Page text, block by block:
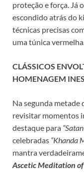
proteção e força. Já
escondido atrás do
técnicas precisas
uma túnica
CLÁSSICOS
HOMENAGEM
Na segunda metade
revisitar momentos
destaque para
celebradas “Khanda
mantra
Ascetic Meditation